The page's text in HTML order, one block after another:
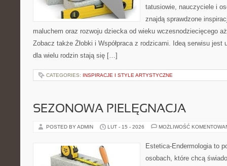
tatusiowie, nauczyciele i
znajdą sprawdzone
maluchem oraz rozwoju dziecka od wieku wczesnodziecięcego
Zobacz także Żłobki i Współpraca z rodzicami. Ideą serwisu jest
dla wielu rodzin stają się […]
CATEGORIES: INSPIRACJE I STYLE ARTYSTYCZNE
SEZONOWA PIELĘGNACJA
POSTED BY ADMIN LUT - 15 - 2026 MOŻLIWOŚĆ
Estetica-Endermologia to
osobach, które chcą